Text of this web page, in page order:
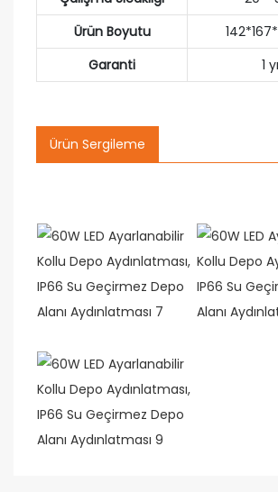
Ürün Boyutu
Garanti
1
Ürün Sergileme